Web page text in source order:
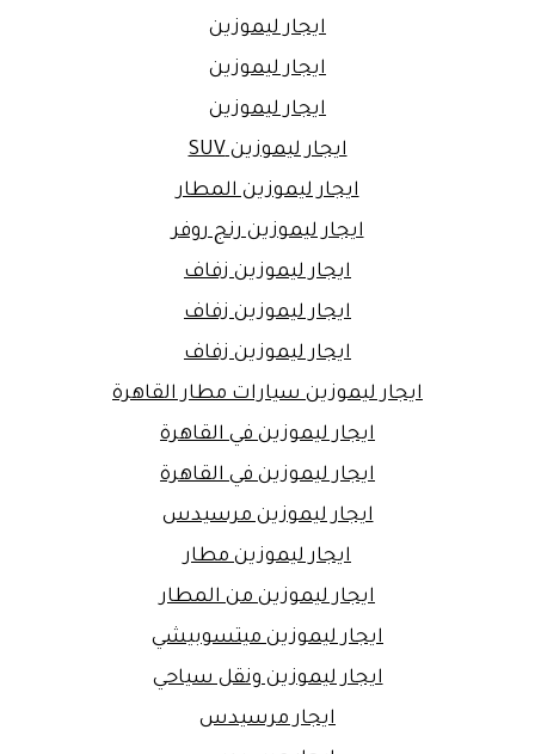
ايجار ليموزين
ايجار ليموزين
ايجار ليموزين
ايجار ليموزين SUV
ايجار ليموزين المطار
ايجار ليموزين رنج روفر
ايجار ليموزين زفاف
ايجار ليموزين زفاف
ايجار ليموزين زفاف
ايجار ليموزين سيارات مطار القاهرة
ايجار ليموزين في القاهرة
ايجار ليموزين في القاهرة
ايجار ليموزين مرسيدس
ايجار ليموزين مطار
ايجار ليموزين من المطار
ايجار ليموزين ميتسوبيشي
ايجار ليموزين ونقل سياحي
ايجار مرسيدس